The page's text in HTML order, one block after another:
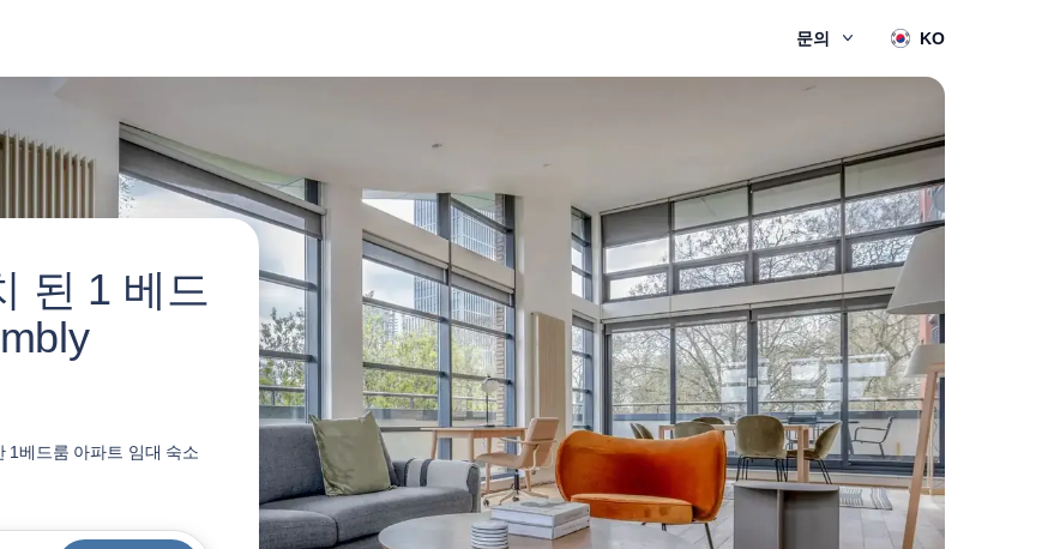
문의 KO
된 1 베드
1베드룸 아파트 임대 숙소